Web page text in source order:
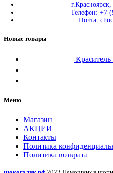
Телефон: +7
Почта:
Новые товары
Меню
Магазин
АКЦИИ
Контакты
Политика
Политика возврата